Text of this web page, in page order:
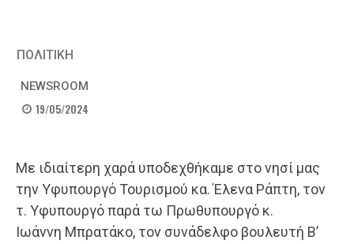
ΠΟΛΙΤΙΚΗ
NEWSROOM
19/05/2024
Με ιδιαίτερη χαρά υποδεχθήκαμε στο νησί μας
την Υφυπουργό Τουρισμού κα. Έλενα Ράπτη, τον
τ. Υφυπουργό παρά τω Πρωθυπουργό κ.
Ιωάννη Μπρατάκο, τον συνάδελφο βουλευτή Β’